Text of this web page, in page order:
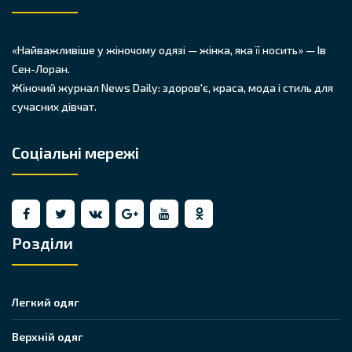
«Найважливіше у жіночому одязі — жінка, яка її носить» — Ів
Сен-Лоран.
Жіночий журнал News Daily: здоров'є, краса, мода і стиль для
сучасних дівчат.
Соціальні мережі
Розділи
Легкий одяг
Верхній одяг